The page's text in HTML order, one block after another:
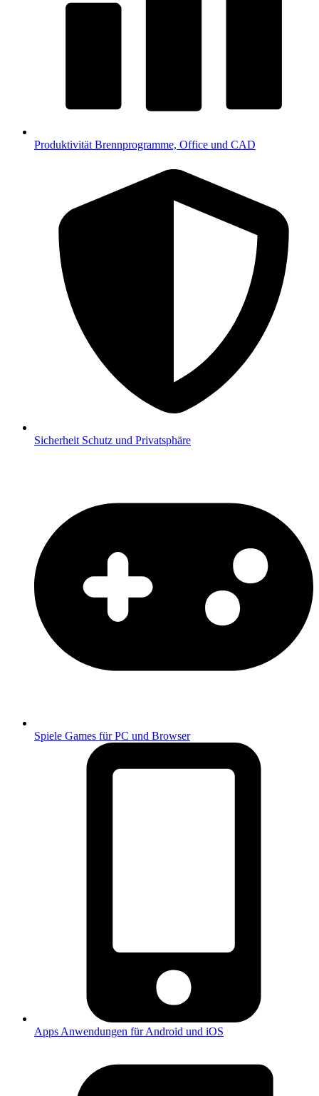
Produktivität Brennprogramme, Office und CAD
Sicherheit Schutz und Privatsphäre
Spiele Games für PC und Browser
Apps Anwendungen für Android und iOS